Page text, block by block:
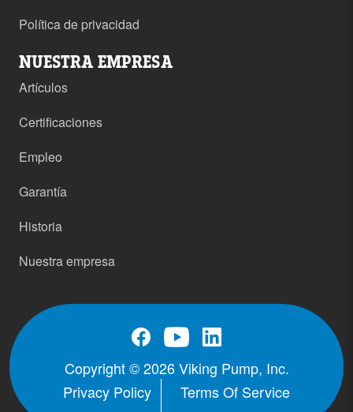
Política de privacidad
NUESTRA EMPRESA
Artículos
Certificaciones
Empleo
Garantía
Historia
Nuestra empresa
Copyright © 2026 Viking Pump, Inc.
Privacy Policy
Terms Of Service